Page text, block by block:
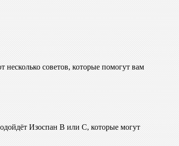
советов, которые помогут вам
Изоспан В или С, которые могут